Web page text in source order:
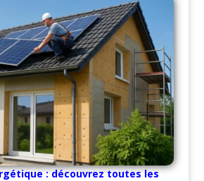
: découvrez toutes les